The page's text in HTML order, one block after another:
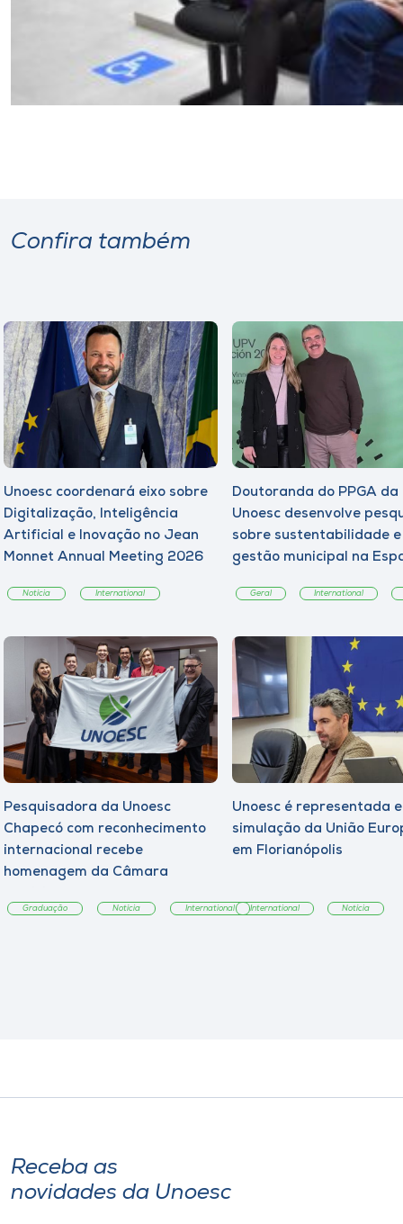
Confira também
Unoesc coordenará eixo sobre
Digitalização, Inteligência
Artificial e Inovação no Jean
Monnet Annual Meeting 2026
Notícia International
Doutoranda do PPGA da
Unoesc desenvolve
sobre sustentabilidade e
gestão municipal na
Geral International
Pesquisadora da Unoesc
Chapecó com reconhecimento
internacional recebe
homenagem da Câmara
Graduação Notícia International
Unoesc é representada
simulação da União
em Florianópolis
International Notícia
Receba as
novidades da Unoesc